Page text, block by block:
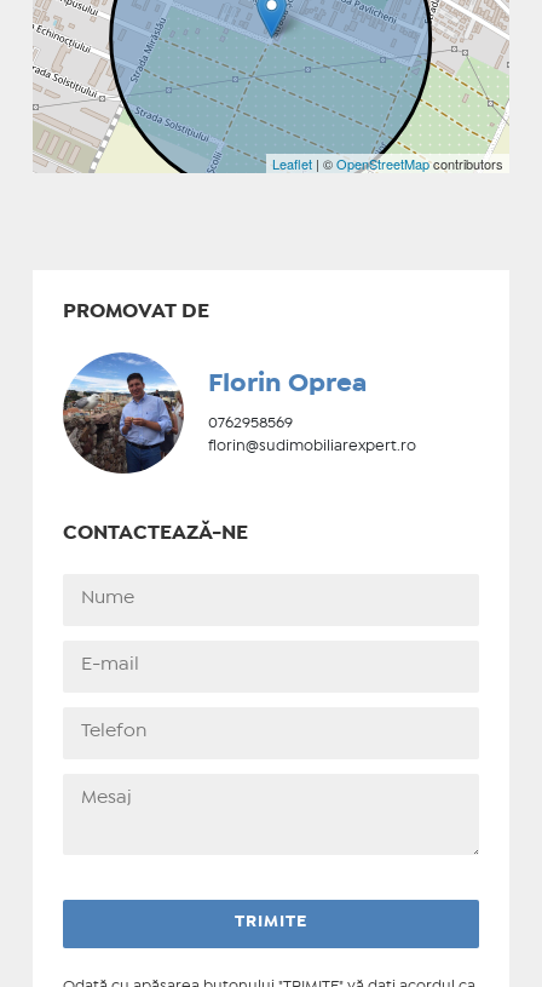
Leaflet | ©OpenStreetMapcontributors
PROMOVAT DE
Florin Oprea
0762958569
florin@sudimobiliarexpert.ro
CONTACTEAZĂ-NE